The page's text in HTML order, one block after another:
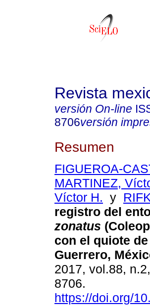
Revista
versión On-line
8706versión
Resumen
FIGUEROA-
MARTINEZ,
Víctor H. y
registro del
zonatus
con el quiote
Guerrero,
2017, vol.88,
8706.
https://doi.org/